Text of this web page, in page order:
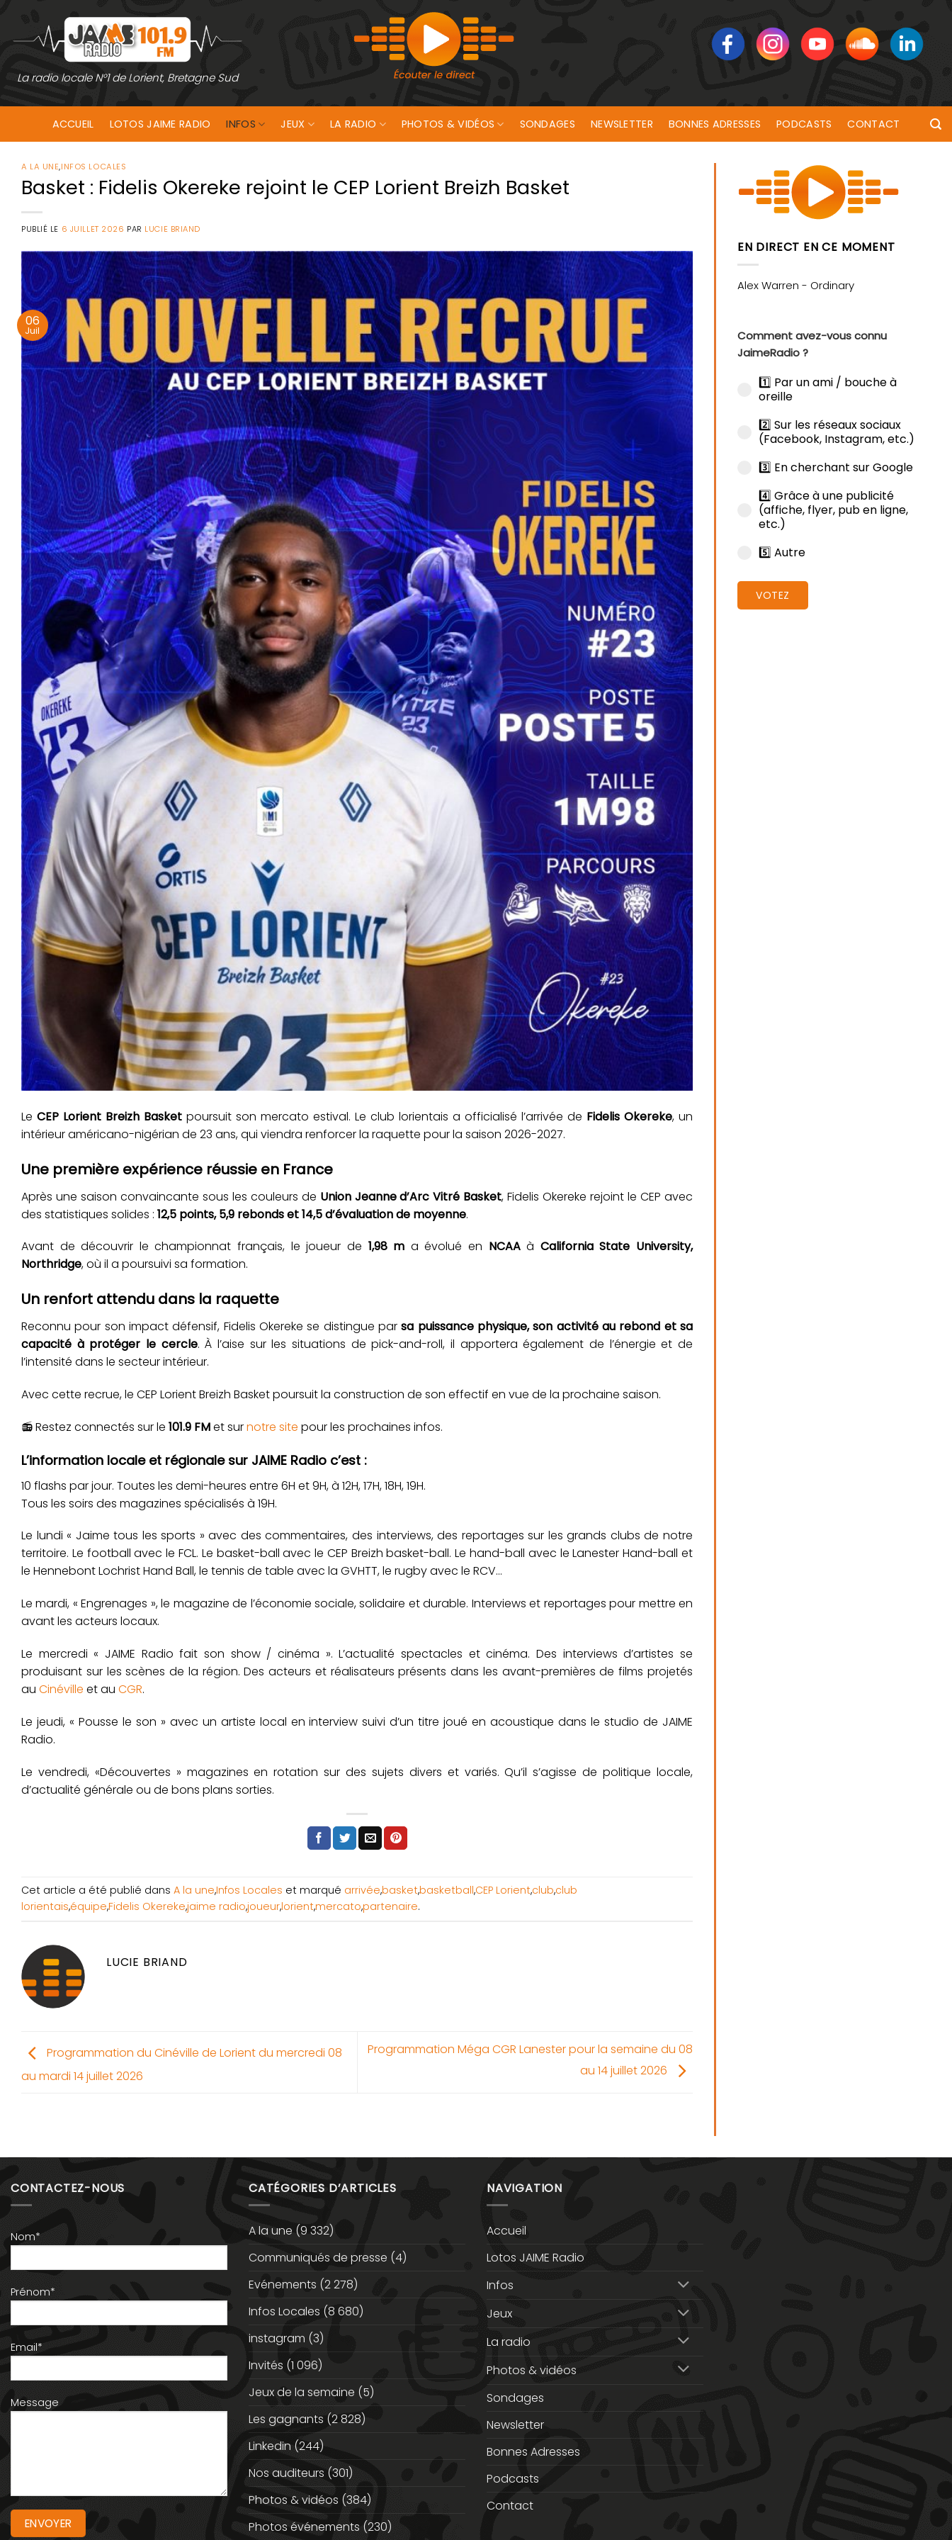
contenu
La radio locale N°1 de Lorient, Bretagne Sud
ACCUEIL LOTOS JAIME RADIO INFOS JEUX LA RADIO PHOTOS & VIDÉOS SONDAGES NEWSLETTER BONNES ADRESSES PODCASTS CONTACT
A LA UNE,INFOS LOCALES
Basket : Fidelis Okereke rejoint le CEP Lorient Breizh Basket
PUBLIÉ LE 6 JUILLET 2026 PAR LUCIE BRIAND
06
Juil
Le CEP Lorient Breizh Basket poursuit son mercato estival. Le club lorientais a officialisé l’arrivée de Fidelis Okereke, un
intérieur américano-nigérian de 23 ans, qui viendra renforcer la raquette pour la saison 2026-2027.
Une première expérience réussie en France
Après une saison convaincante sous les couleurs de Union Jeanne d’Arc Vitré Basket, Fidelis Okereke rejoint le CEP avec
des statistiques solides : 12,5 points, 5,9 rebonds et 14,5 d’évaluation de moyenne.
Avant de découvrir le championnat français, le joueur de 1,98 m a évolué en NCAAà California State University,
Northridge, où il a poursuivi sa formation.
Un renfort attendu dans la raquette
Reconnu pour son impact défensif, Fidelis Okereke se distingue parsa puissance physique, son activité au rebond et sa
capacité à protéger le cercle. À l’aise sur les situations de pick-and-roll, il apportera également de l’énergie et de
l’intensité dans le secteur intérieur.
Avec cette recrue, le CEP Lorient Breizh Basket poursuit la construction de son effectif en vue de la prochaine saison.
📻 Restez connectés sur le 101.9 FMet surnotre site pour les prochaines infos.
L’information locale et régionale sur JAIME Radio c’est :
10 flashs par jour. Toutes les demi-heures entre 6H et 9H, à 12H, 17H, 18H, 19H.
Tous les soirs des magazines spécialisés à 19H.
Le lundi « Jaime tous les sports » avec des commentaires, des interviews, des reportages sur les grands clubs de notre
territoire. Le football avec le FCL. Le basket-ball avec le CEP Breizh basket-ball. Le hand-ball avec le Lanester Hand-ball et
le Hennebont Lochrist Hand Ball, le tennis de table avec la GVHTT, le rugby avec le RCV…
Le mardi, « Engrenages », le magazine de l’économie sociale, solidaire et durable. Interviews et reportages pour mettre en
avant les acteurs locaux.
Le mercredi « JAIME Radio fait son show / cinéma ». L’actualité spectacles et cinéma. Des interviews d’artistes se
produisant sur les scènes de la région. Des acteurs et réalisateurs présents dans les avant-premières de films projetés
au Cinéville et au CGR.
Le jeudi, « Pousse le son » avec un artiste local en interview suivi d’un titre joué en acoustique dans le studio de JAIME
Radio.
Le vendredi, «Découvertes » magazines en rotation sur des sujets divers et variés. Qu’il s’agisse de politique locale,
d’actualité générale ou de bons plans sorties.
Cet article a été publié dans A la une,Infos Locales et marqué arrivée,basket,basketball,CEP Lorient,club,club
lorientais,équipe,Fidelis Okereke,jaime radio,joueur,lorient,mercato,partenaire.
LUCIE BRIAND
Programmation du Cinéville de Lorient du mercredi 08
au mardi 14 juillet 2026
Programmation Méga CGR Lanester pour la semaine du 08
au 14 juillet 2026
EN DIRECT EN CE MOMENT
Comment avez-vous connu
JaimeRadio ?
1️⃣ Par un ami / bouche à
oreille
2️⃣ Sur les réseaux sociaux
(Facebook, Instagram, etc.)
3️⃣ En cherchant sur Google
4️⃣ Grâce à une publicité
(affiche, flyer, pub en ligne,
etc.)
5️⃣ Autre
VOTEZ
CONTACTEZ-NOUS
Nom*
Prénom*
Email*
Message
CATÉGORIES D’ARTICLES
A la une (9 332)
Communiqués de presse (4)
Evénements (2 278)
Infos Locales (8 680)
instagram (3)
Invités (1 096)
Jeux de la semaine (5)
Les gagnants (2 828)
Linkedin (244)
Nos auditeurs (301)
Photos & vidéos (384)
Photos événements (230)
NAVIGATION
Accueil
Lotos JAIME Radio
Infos
Jeux
La radio
Photos & vidéos
Sondages
Newsletter
Bonnes Adresses
Podcasts
Contact